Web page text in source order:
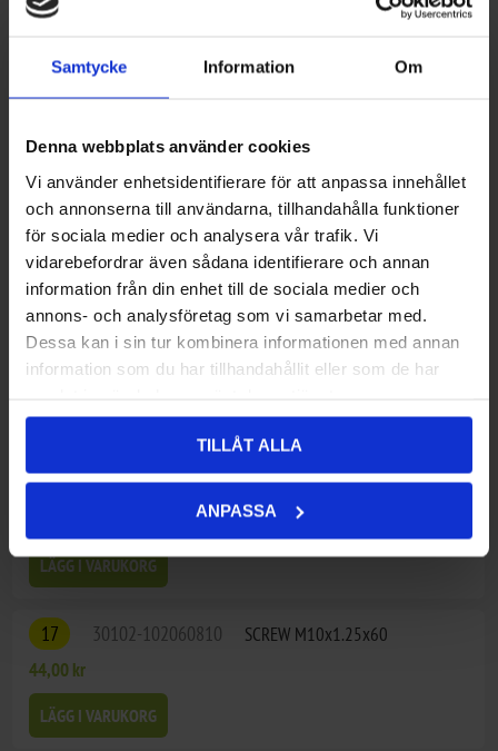
Samtycke Information Om
Denna webbplats använder cookies
Vi använder enhetsidentifierare för att anpassa innehållet
och annonserna till användarna, tillhandahålla funktioner
för sociala medier och analysera vår trafik. Vi
vidarebefordrar även sådana identifierare och annan
information från din enhet till de sociala medier och
annons- och analysföretag som vi samarbetar med.
Dessa kan i sin tur kombinera informationen med annan
information som du har tillhandahållit eller som de har
TILLÅT ALLA
ANPASSA
884,00 kr
14 30105-040030410
SCREW
32,00 kr
LÄGG I VARUKORG
15 6WWV-050009-5000
SCREW M8x25
32,00 kr
LÄGG I VARUKORG
16 6WWV-050003-5000-10
PRESS COVER, HANDLEBAR
LÄGG I VARUKORG
17 30102-102060810
SCREW M10x1.25x60
44,00 kr
LÄGG I VARUKORG